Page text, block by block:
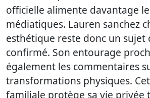
officielle alimente davantage
médiatiques. Lauren sanchez
esthétique reste donc un sujet
confirmé. Son entourage
également les commentaires
transformations physiques.
familiale protège sa vie privée